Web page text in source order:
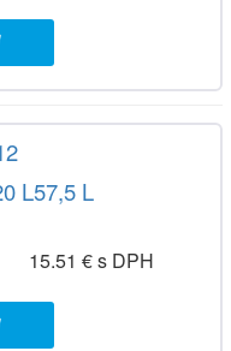
L57,5 L
15.51 € s DPH